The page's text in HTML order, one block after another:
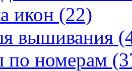
икон (22)
вышивания
по номерам